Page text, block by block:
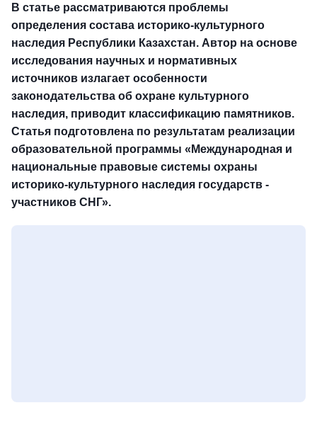
В статье рассматриваются проблемы
определения состава историко-культурного
наследия Республики Казахстан. Автор на основе
исследования научных и нормативных
источников излагает особенности
законодательства об охране культурного
наследия, приводит классификацию памятников.
Статья подготовлена по результатам реализации
образовательной программы «Международная и
национальные правовые системы охраны
историко-культурного наследия государств -
участников СНГ».